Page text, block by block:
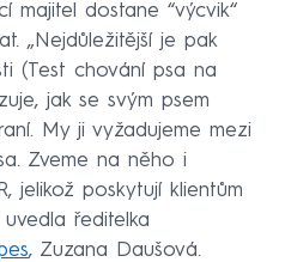
majitel dostane “výcvik“
„Nejdůležitější je pak
(Test chování psa na
jak se svým psem
My ji vyžadujeme mezi
Zveme na něho i
jelikož poskytují klientům
ředitelka
, Zuzana Daušová.